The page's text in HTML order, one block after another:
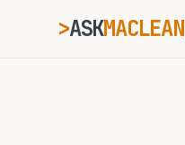
>ASKMACLEAN